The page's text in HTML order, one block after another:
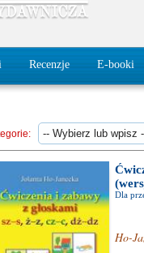
Recenzje E-booki
Dla
Ho-